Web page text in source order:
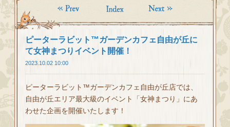
ピーターラビット™ガーデンカフェ自由が丘に
て女神まつりイベント開催！
2023.10.02 10:00
ピーターラビット™ガーデンカフェ自由が丘店では、
自由が丘エリア最大級のイベント「女神まつり」にあ
わせた企画を開催いたします！